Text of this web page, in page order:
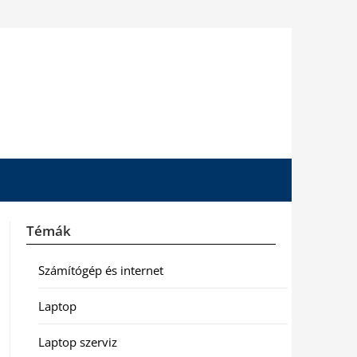
Témák
Számítógép és internet
Laptop
Laptop szerviz